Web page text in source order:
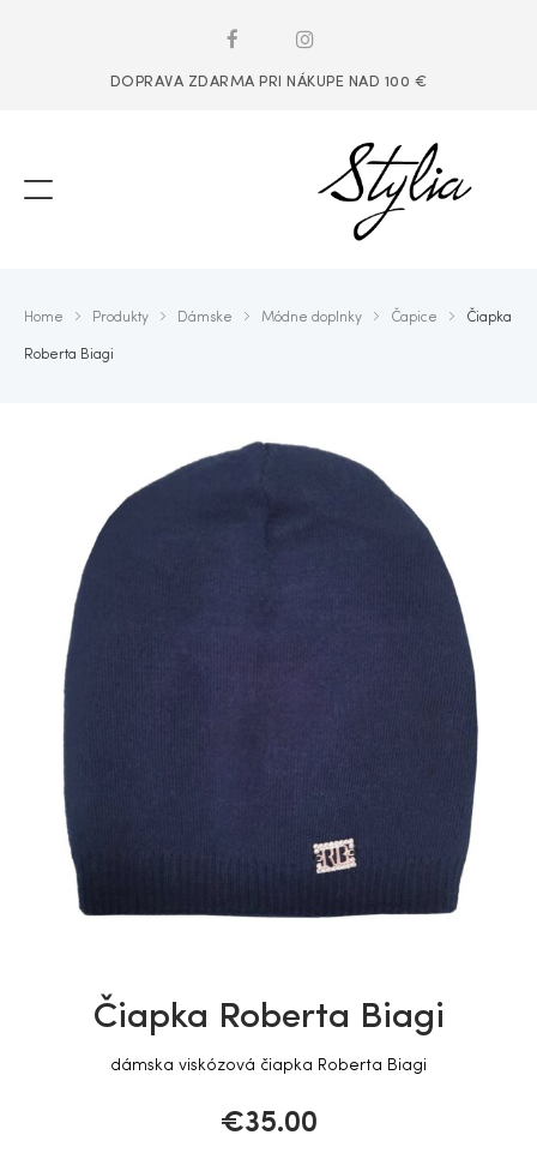
DOPRAVA ZDARMA PRI NÁKUPE NAD 100 €
Home Produkty Dámske Módne doplnky Čapice Čiapka
Roberta Biagi
Čiapka Roberta Biagi
dámska viskózová čiapka Roberta Biagi
€35.00